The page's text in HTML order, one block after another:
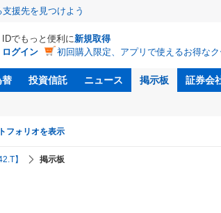
援先を見つけよう
IDでもっと便利に新規取得
ログイン
初回購入限定、アプリで使えるお得な
替 投資信託 ニュース 掲示板 証券会
フォリオを表示
】 掲示板